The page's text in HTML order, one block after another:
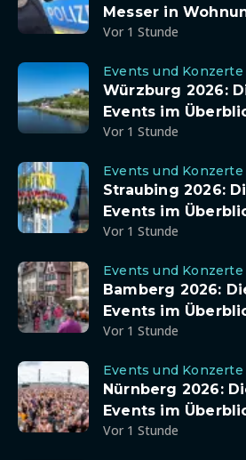
Messer in
Vor 1 Stunde
Events und
Würzburg 2026:
Events im
Vor 1 Stunde
Events und
Straubing 2026:
Events im
Vor 1 Stunde
Events und
Bamberg 2026:
Events im
Vor 1 Stunde
Events und
Nürnberg 2026:
Events im
Vor 1 Stunde